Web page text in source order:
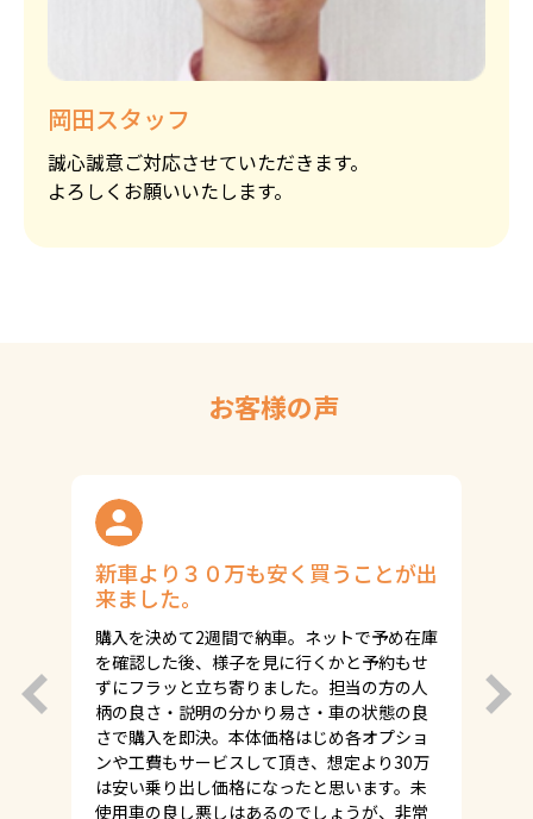
岡田スタッフ
誠心誠意ご対応させていただきます。
よろしくお願いいたします。
お客様の声
新車より３０万も安く買うことが出
来ました。
購入を決めて2週間で納車。ネットで予め在庫
を確認した後、様子を見に行くかと予約もせ
ずにフラッと立ち寄りました。担当の方の人
柄の良さ・説明の分かり易さ・車の状態の良
さで購入を即決。本体価格はじめ各オプショ
ンや工費もサービスして頂き、想定より30万
は安い乗り出し価格になったと思います。未
使用車の良し悪しはあるのでしょうが、非常